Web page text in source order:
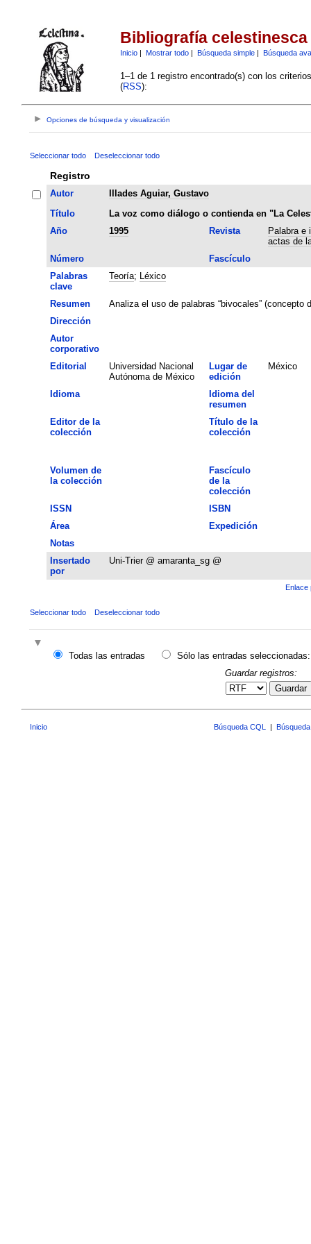
Bibliografía celestinesca
Inicio| Mostrar todo| Búsqueda simple| Búsqueda
1–1 de 1 registro encontrado(s) con los
(RSS):
Opciones de búsqueda y visualización
Seleccionar todo Deseleccionar todo
Registro
Autor
Illades Aguiar, Gustavo
Título
La voz como diálogo o contienda en "La
Año
1995 Revista
Palabra e
actas de
Número
Fascículo
Palabras
clave
Teoría; Léxico
Resumen
Analiza el uso de palabras “bivocales” (concepto
Dirección
Autor
corporativo
Editorial
Universidad Nacional
Autónoma de México
Lugar de
edición
México
Idioma
Idioma del
resumen
Editor de la
colección
Título de la
colección
Volumen de
la colección
Fascículo
de la
colección
ISSN
ISBN
Área
Expedición
Notas
Insertado
por
Uni-Trier @ amaranta_sg @
Enlace
Seleccionar todo Deseleccionar todo
Todas las entradas
Sólo las entradas seleccionadas:
Guardar registros:
Guardar
Inicio Búsqueda CQL